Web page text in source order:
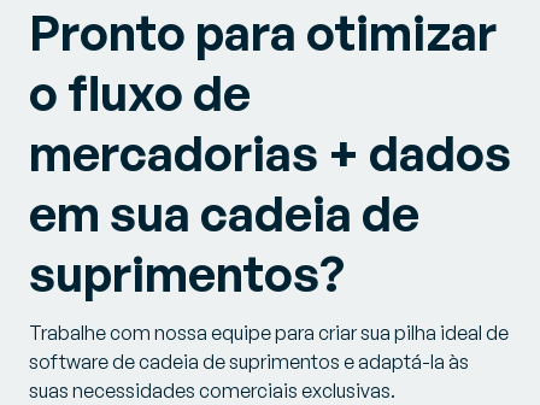
Pronto para otimizar
o fluxo de
mercadorias + dados
em sua cadeia de
suprimentos?
Trabalhe com nossa equipe para criar sua pilha ideal de
software de cadeia de suprimentos e adaptá-la às
suas necessidades comerciais exclusivas.